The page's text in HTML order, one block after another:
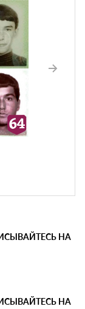
НА
НА